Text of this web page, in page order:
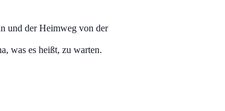
und der Heimweg von der
was es heißt, zu warten.